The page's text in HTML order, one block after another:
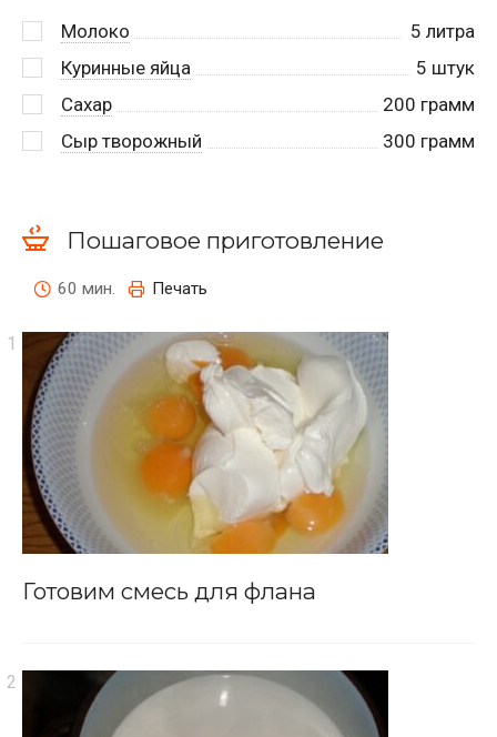
Молоко
5 литра
Куринные яйца
5 штук
Сахар
200 грамм
Сыр творожный
300 грамм
Пошаговое приготовление
60 мин. Печать
Готовим смесь для флана